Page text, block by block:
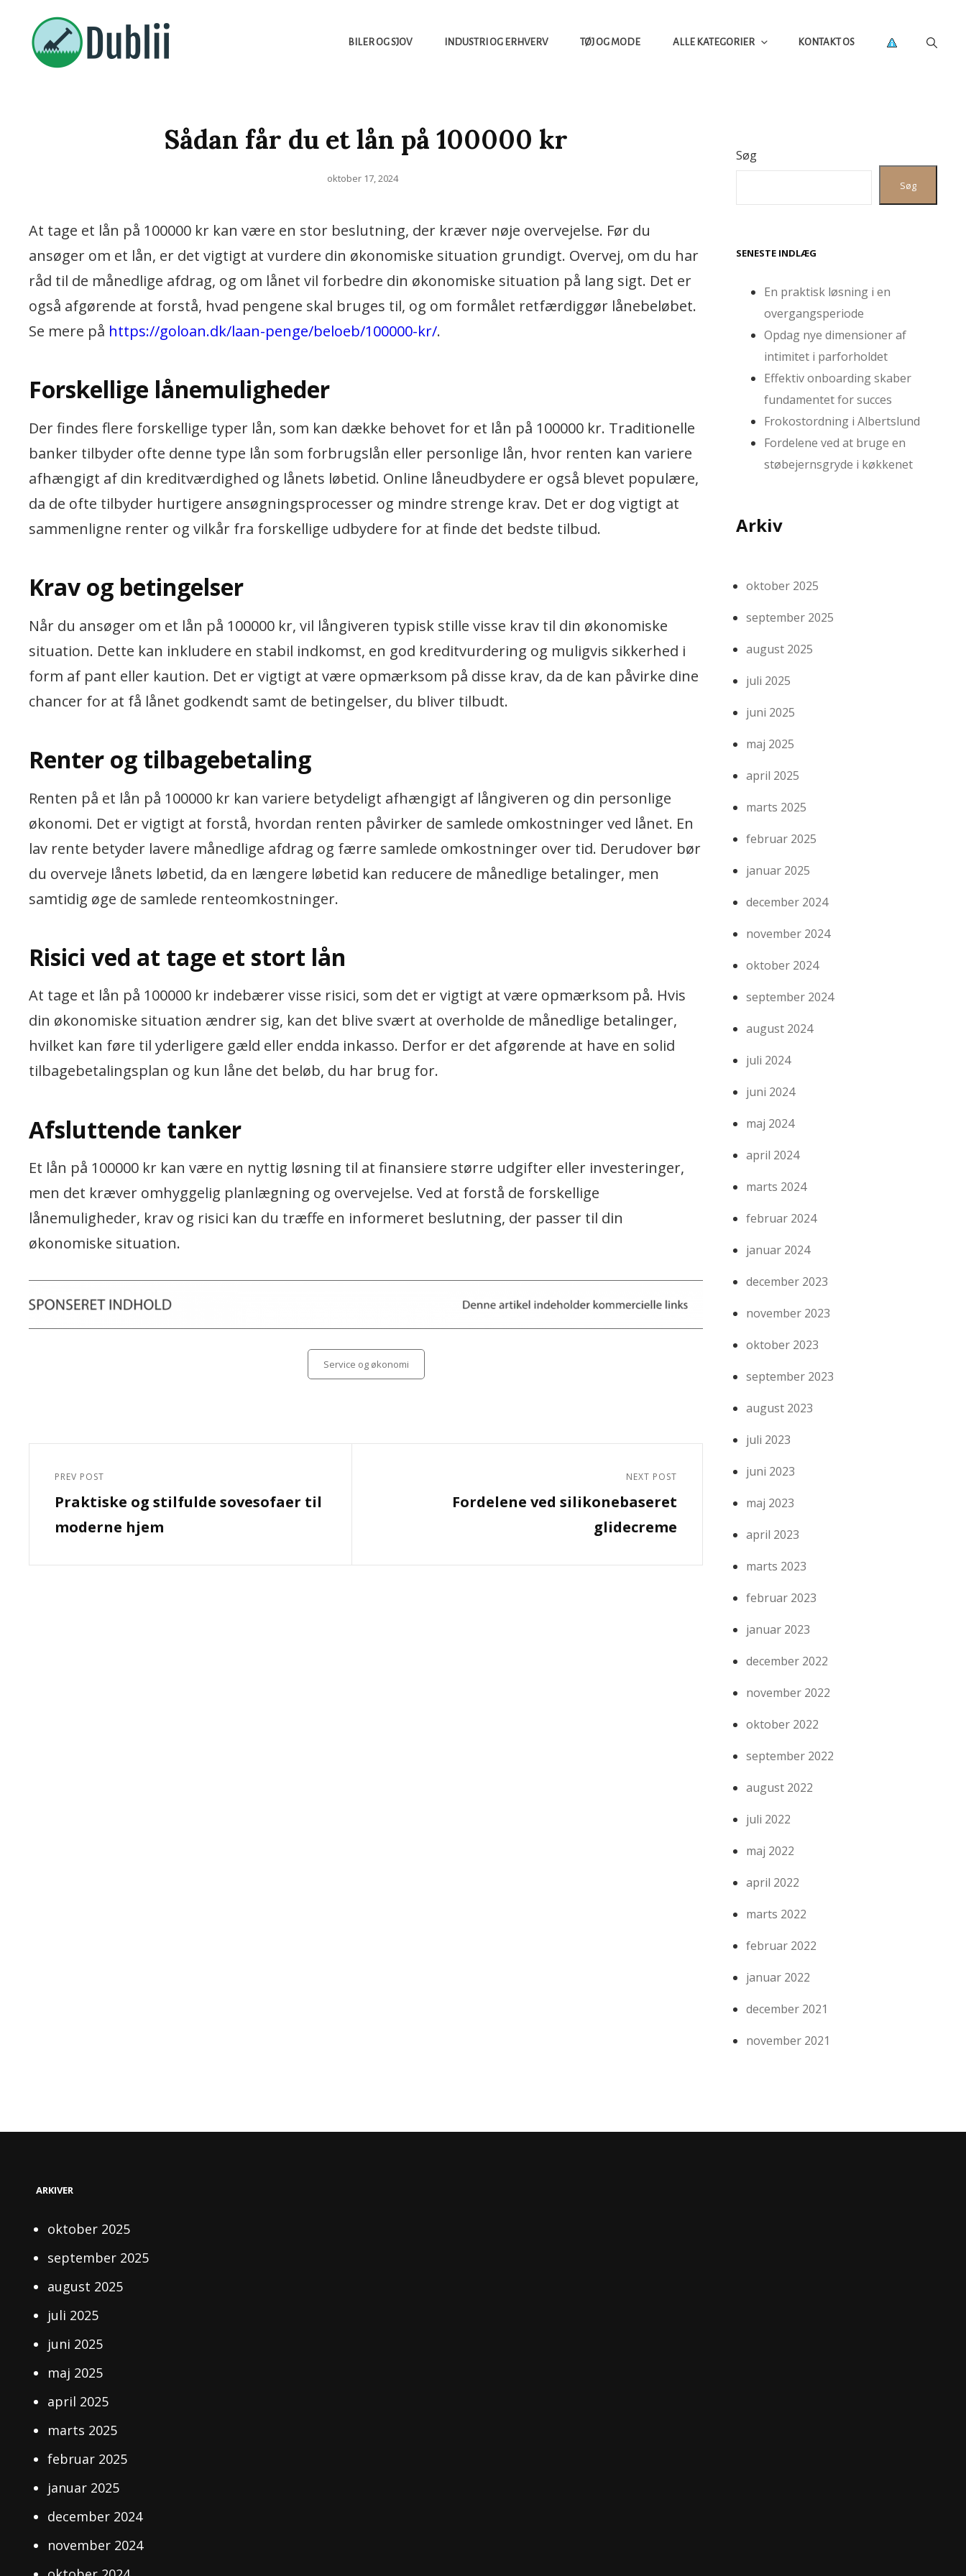
BILER OG SJOV INDUSTRI OG ERHVERV TØJ OG MODE ALLE KATEGORIER KONTAKT OS
Sådan får du et lån på 100000 kr
Posted
oktober 17, 2024
At tage et lån på 100000 kr kan være en stor beslutning, der kræver nøje overvejelse. Før du
ansøger om et lån, er det vigtigt at vurdere din økonomiske situation grundigt. Overvej, om du har
råd til de månedlige afdrag, og om lånet vil forbedre din økonomiske situation på lang sigt. Det er
også afgørende at forstå, hvad pengene skal bruges til, og om formålet retfærdiggør lånebeløbet.
Se mere på https://goloan.dk/laan-penge/beloeb/100000-kr/.
Forskellige lånemuligheder
Der findes flere forskellige typer lån, som kan dække behovet for et lån på 100000 kr. Traditionelle
banker tilbyder ofte denne type lån som forbrugslån eller personlige lån, hvor renten kan variere
afhængigt af din kreditværdighed og lånets løbetid. Online låneudbydere er også blevet populære,
da de ofte tilbyder hurtigere ansøgningsprocesser og mindre strenge krav. Det er dog vigtigt at
sammenligne renter og vilkår fra forskellige udbydere for at finde det bedste tilbud.
Krav og betingelser
Når du ansøger om et lån på 100000 kr, vil långiveren typisk stille visse krav til din økonomiske
situation. Dette kan inkludere en stabil indkomst, en god kreditvurdering og muligvis sikkerhed i
form af pant eller kaution. Det er vigtigt at være opmærksom på disse krav, da de kan påvirke dine
chancer for at få lånet godkendt samt de betingelser, du bliver tilbudt.
Renter og tilbagebetaling
Renten på et lån på 100000 kr kan variere betydeligt afhængigt af långiveren og din personlige
økonomi. Det er vigtigt at forstå, hvordan renten påvirker de samlede omkostninger ved lånet. En
lav rente betyder lavere månedlige afdrag og færre samlede omkostninger over tid. Derudover bør
du overveje lånets løbetid, da en længere løbetid kan reducere de månedlige betalinger, men
samtidig øge de samlede renteomkostninger.
Risici ved at tage et stort lån
At tage et lån på 100000 kr indebærer visse risici, som det er vigtigt at være opmærksom på. Hvis
din økonomiske situation ændrer sig, kan det blive svært at overholde de månedlige betalinger,
hvilket kan føre til yderligere gæld eller endda inkasso. Derfor er det afgørende at have en solid
tilbagebetalingsplan og kun låne det beløb, du har brug for.
Afsluttende tanker
Et lån på 100000 kr kan være en nyttig løsning til at finansiere større udgifter eller investeringer,
men det kræver omhyggelig planlægning og overvejelse. Ved at forstå de forskellige
lånemuligheder, krav og risici kan du træffe en informeret beslutning, der passer til din
økonomiske situation.
Service og økonomi
Previous
Post
PREV POST
Praktiske og stilfulde sovesofaer til
moderne hjem
NEXT POST
Fordelene ved silikonebaseret
glidecreme
Søg
Søg
SENESTE INDLÆG
En praktisk løsning i en
overgangsperiode
Opdag nye dimensioner af
intimitet i parforholdet
Effektiv onboarding skaber
fundamentet for succes
Frokostordning i Albertslund
Fordelene ved at bruge en
støbejernsgryde i køkkenet
Arkiv
oktober 2025
september 2025
august 2025
juli 2025
juni 2025
maj 2025
april 2025
marts 2025
februar 2025
januar 2025
december 2024
november 2024
oktober 2024
september 2024
august 2024
juli 2024
juni 2024
maj 2024
april 2024
marts 2024
februar 2024
januar 2024
december 2023
november 2023
oktober 2023
september 2023
august 2023
juli 2023
juni 2023
maj 2023
april 2023
marts 2023
februar 2023
januar 2023
december 2022
november 2022
oktober 2022
september 2022
august 2022
juli 2022
maj 2022
april 2022
marts 2022
februar 2022
januar 2022
december 2021
november 2021
ARKIVER
oktober 2025
september 2025
august 2025
juli 2025
juni 2025
maj 2025
april 2025
marts 2025
februar 2025
januar 2025
december 2024
november 2024